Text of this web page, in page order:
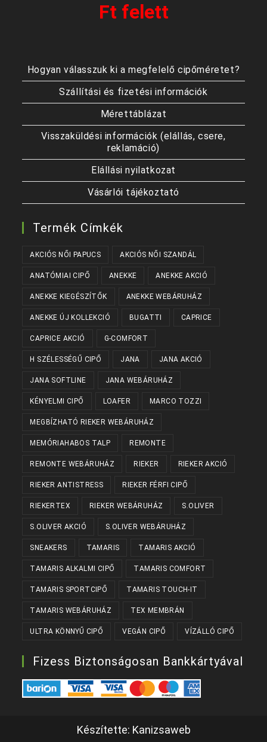
Ft felett
Hogyan válasszuk ki a megfelelő cipőméretet?
Szállítási és fizetési információk
Mérettáblázat
Visszaküldési információk (elállás, csere,
reklamáció)
Elállási nyilatkozat
Vásárlói tájékoztató
Termék Címkék
AKCIÓS NŐI PAPUCS AKCIÓS NŐI SZANDÁL
ANATÓMIAI CIPŐ ANEKKE ANEKKE AKCIÓ
ANEKKE KIEGÉSZÍTŐK ANEKKE WEBÁRUHÁZ
ANEKKE ÚJ KOLLEKCIÓ BUGATTI CAPRICE
CAPRICE AKCIÓ G-COMFORT
H SZÉLESSÉGŰ CIPŐ JANA JANA AKCIÓ
JANA SOFTLINE JANA WEBÁRUHÁZ
KÉNYELMI CIPŐ LOAFER MARCO TOZZI
MEGBÍZHATÓ RIEKER WEBÁRUHÁZ
MEMÓRIAHABOS TALP REMONTE
REMONTE WEBÁRUHÁZ RIEKER RIEKER AKCIÓ
RIEKER ANTISTRESS RIEKER FÉRFI CIPŐ
RIEKERTEX RIEKER WEBÁRUHÁZ S.OLIVER
S.OLIVER AKCIÓ S.OLIVER WEBÁRUHÁZ
SNEAKERS TAMARIS TAMARIS AKCIÓ
TAMARIS ALKALMI CIPŐ TAMARIS COMFORT
TAMARIS SPORTCIPŐ TAMARIS TOUCH-IT
TAMARIS WEBÁRUHÁZ TEX MEMBRÁN
ULTRA KÖNNYŰ CIPŐ VEGÁN CIPŐ VÍZÁLLÓ CIPŐ
Fizess Biztonságosan Bankkártyával
Készítette: Kanizsaweb